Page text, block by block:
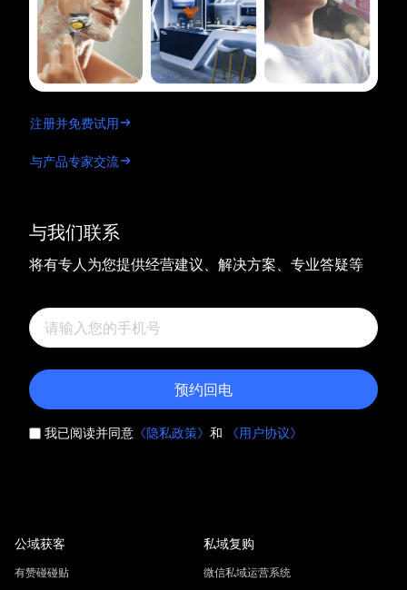
与我们联系
将有专人为您提供经营建议、解决方案、专业答疑等
预约回电
我已阅读并同意 《隐私政策》 和 《用户协议》
注册并免费试用
与产品专家交流
公域获客
有赞碰碰贴
私域复购
微信私域运营系统